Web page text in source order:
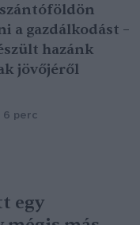
a gazdálkodást –
hazánk
jövőjéről
6 perc
egy